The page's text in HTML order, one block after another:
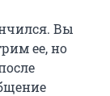
Вы
ее, но